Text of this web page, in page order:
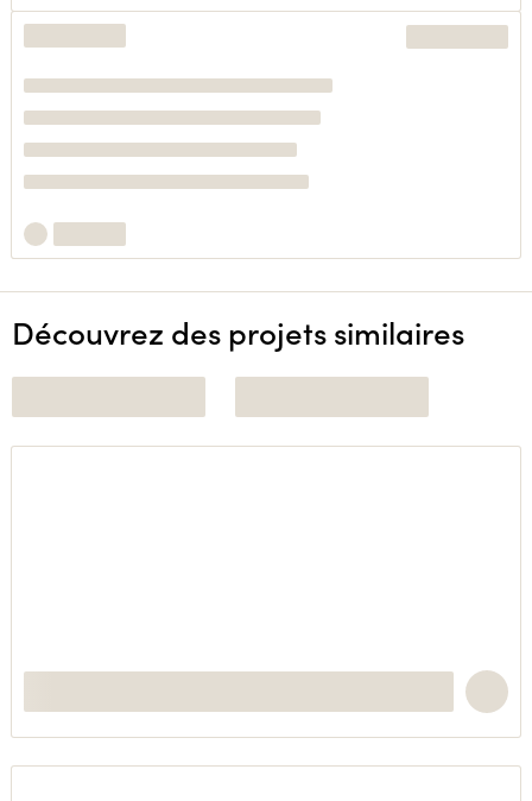
Découvrez des projets similaires